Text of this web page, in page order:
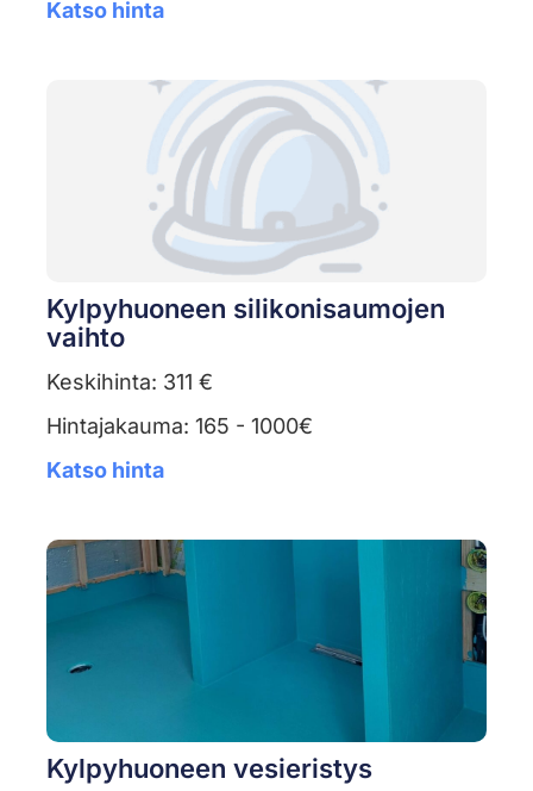
Katso hinta
Kylpyhuoneen silikonisaumojen
vaihto
Keskihinta: 311 €
Hintajakauma: 165 - 1000€
Katso hinta
Kylpyhuoneen vesieristys